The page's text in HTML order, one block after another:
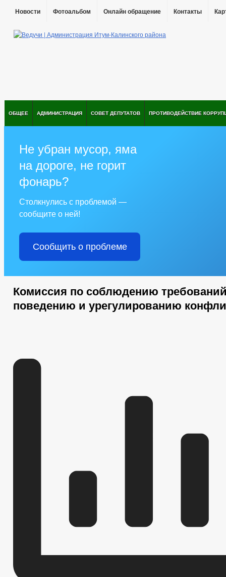
Новости Фотоальбом Онлайн обращение Контакты
ОБЩЕЕ АДМИНИСТРАЦИЯ СОВЕТ ДЕПУТАТОВ ПРОТИВОДЕЙСТВИЕ
Не убран мусор, яма
на дороге, не горит
фонарь?
Столкнулись с проблемой —
сообщите о ней!
Сообщить о проблеме
Комиссия по соблюдению
поведению и урегулированию